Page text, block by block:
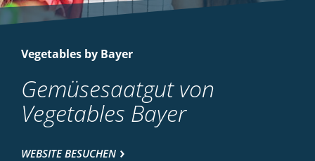
Vegetables by Bayer
Gemüsesaatgut von
Vegetables Bayer
WEBSITE BESUCHEN